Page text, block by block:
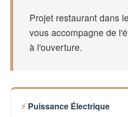
Projet restaurant dans
vous accompagne de
à l'ouverture.
Puissance Électrique